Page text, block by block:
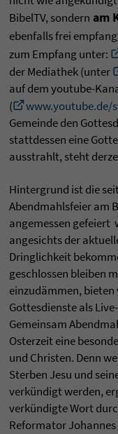
BibelTV, sondern am
ebenfalls frei
zum Empfang unter:
der Mediathek (unter
auf dem youtube-
(
www.youtube.de/
Gemeinde den
stattdessen eine
ausstrahlt, steht
Hintergrund ist die
Abendmahlsfeier am
angemessen gefeiert
angesichts der
Dringlichkeit
geschlossen bleiben
einzudämmen,
Gottesdienste als
Gemeinsam
Osterzeit eine
und Christen. Denn
Sterben Jesu und
verkündigt werden,
verkündigte Wort
Reformator